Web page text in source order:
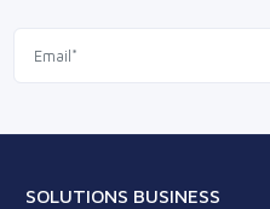
SOLUTIONS BUSINESS